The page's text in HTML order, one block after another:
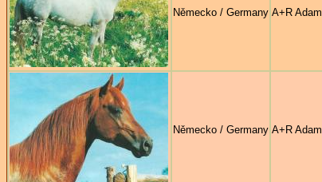
Německo / Germany A+R Adam
Německo / Germany A+R Adam